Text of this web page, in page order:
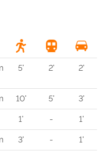
5' 2' 2'
10' 5' 3'
1' - 1'
3' - 1'